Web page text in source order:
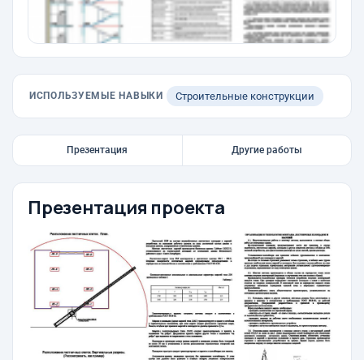
ИСПОЛЬЗУЕМЫЕ НАВЫКИ Строительные конструкции
Презентация Другие работы
Презентация проекта